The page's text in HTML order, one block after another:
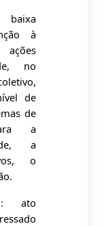
à
no
de
de
a
a
o
ato